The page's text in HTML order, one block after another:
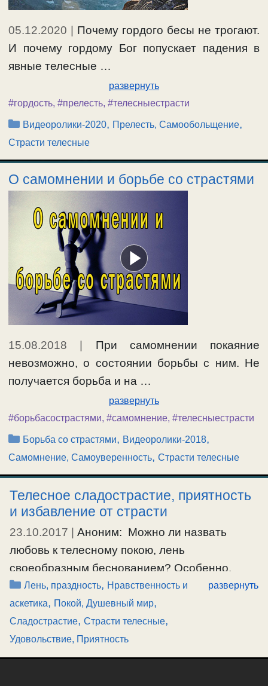
05.12.2020 | Почему гордого бесы не трогают.
И почему гордому Бог попускает падения в
явные телесные …
развернуть
#гордость, #прелесть, #телесныестрасти
Рубрики
Видеоролики-2020, Прелесть, Самообольщение,
Страсти телесные
О самомнении и борьбе со страстями
15.08.2018
При самомнении покаяние
невозможно, о состоянии борьбы с ним. Не
получается борьба и на …
развернуть
#борьбасострастями, #самомнение, #телесныестрасти
Рубрики
Борьба со страстями, Видеоролики-2018,
Самомнение, Самоуверенность, Страсти телесные
Телесное сладострастие, приятность
и избавление от страсти
23.10.2017 | Аноним: Можно ли назвать
любовь к телесному покою, лень
своеобразным беснованием? Особенно,
если человек с этим борется, но страсть
одолевает его? То есть, может ли бес
наводить на человека расслабленность,
вялость, неспособность действовать?
Крайний пример – Обломов в романе
Рубрики
Лень, праздность, Нравственность и
аскетика, Покой, Душевный мир,
Сладострастие, Страсти телесные,
Удовольствие, Приятность
развернуть